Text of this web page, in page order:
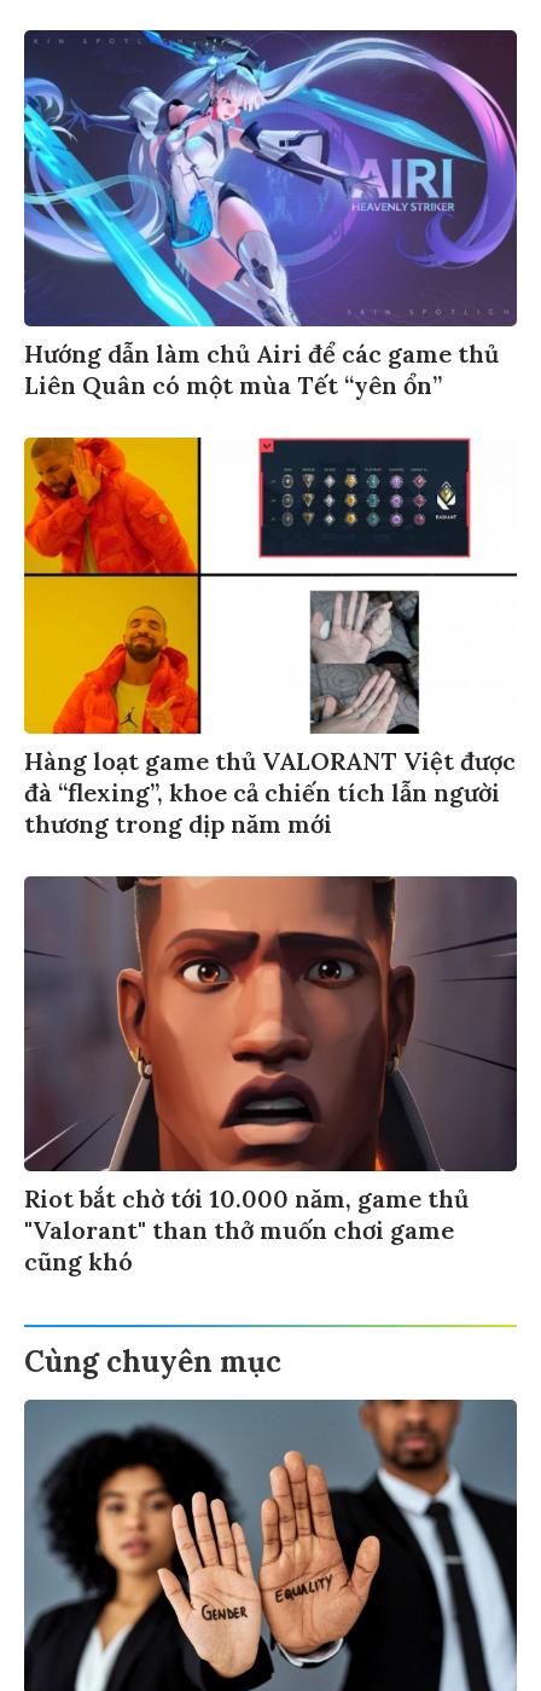
Hướng dẫn làm chủ Airi để các game thủ
Liên Quân có một mùa Tết “yên ổn”
Hàng loạt game thủ VALORANT Việt được
đà “flexing”, khoe cả chiến tích lẫn người
thương trong dịp năm mới
Riot bắt chờ tới 10.000 năm, game thủ
"Valorant" than thở muốn chơi game
cũng khó
Cùng chuyên mục